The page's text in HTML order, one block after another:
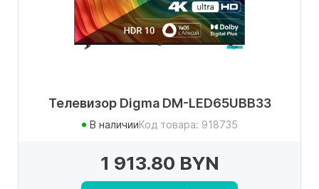
Телевизор Digma DM-LED65UBB33
В наличииКод товара: 918735
1 913.80 BYN